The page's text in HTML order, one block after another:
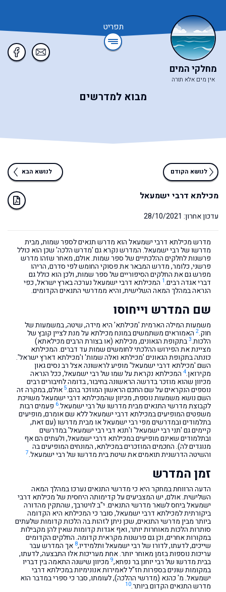
תפריט
מחלקי המים
אין מים אלא תורה
מבוא למדרשים
לנושא הקודם לנושא הבא
מכילתא דרבי ישמעאל
עדכון אחרון: 28/10/2021
מדרש מכילתא דרבי ישמעאל הוא מדרש תנאים לספר שמות, מבית
מדרשו של רבי ישמעאל. המדרש נקרא גם 'מדרש הלכה' שכן הוא כולל
פרשנות לחלקים ההלכתיים של ספר שמות. אולם, מאחר שזהו מדרש
פרשני, כלומר, מדרש המבאר את פסוקי החומש לפי סדרם, הריהו
מפרש גם את החלקים הסיפוריים של ספר שמות, ולכן הוא כולל גם
דברי אגדה רבים.1 המכילתא דרבי ישמעאל נערכה בארץ ישראל, כפי
הנראה במהלך המאה השלישית, והיא ממדרשי התנאים הקדומים.
שם המדרש וייחוסו
משמעות המילה הארמית 'מכילתא' היא מידה, שיטה, במשמעות של
חוק.2 האמוראים משתמשים במונח מכילתא על מנת לציין קובץ של
הלכות.3 בתקופת הגאונים, מכילתא (או בצורת הרבים מכילאתא)
מציינת את הפירוש ההלכתי לחומשים שמות עד דברים. המכילתא
כונתה בתקופת הגאונים 'מכילתא ואלה שמות' ו'מכילתא דארץ ישראל'.
השם 'מכילתא דרבי ישמעאל' מופיע לראשונה אצל רב נסים גאון
מקירואן.4 המכילתא נקראת על שמו של רבי ישמעאל, ככל הנראה
מכיוון שהוא מוזכר בדרשה הראשונה בחיבור, בדומה לחיבורים רבים
נוספים הנקראים על שם החכם הראשון המוזכר בהם.5 אולם, במקרה זה
השם נושא משמעות נוספת, מכיוון שהמכילתא דרבי ישמעאל משויכת
לקבוצת מדרשי התנאים מבית מדרשו של רבי ישמעאל.6 פעמים רבות
משפטים המופיעים במכילתא דרבי ישמעאל ללא שם אומרם, מופיעים
בתלמודים ובמדרשים מפי רבי ישמעאל או מבית מדרשו (עם זאת,
קיימים גם 'תני רבי ישמעאל' ו'תנא דבי רבי ישמעאל' במדרשים
ובתלמודים שאינם מופיעים במכילתא דרבי ישמעאל, ולעתים הם אף
מנוגדים לה). החכמים המוזכרים במכילתא, המונחים המופיעים בה
והשיטה הדרשנית תואמים את שיטת בית מדרשו של רבי ישמעאל.7
זמן המדרש
הדעה הרווחת במחקר היא כי מדרשי התנאים נערכו במהלך המאה
השלישית. אולם, יש המצביעים על קדימותה היחסית של מכילתא דרבי
ישמעאל ביחס לשאר מדרשי התנאים. י"ב לויטרבך, שהתקין מהדורה
ביקורתית למכילתא דרבי ישמעאל, סובר כי המכילתא היא הקדומה
ביותר מבין מדרשי התנאים, שכן ניתן לזהות בה הלכות קדומות שלעתים
סותרות הלכות מאוחרות יותר, ואף אגדות קדומות שאין להן מקבילות
במקורות אחרים, וכן גם פרשנות מקראית קדומה. החלקים הקדומים
שייכים, לדעתו, לדורו של רבי ישמעאל ותלמידיו,8 אך המדרש עבר
עריכות נוספות בזמן מאוחר יותר. אחת מעריכות אלו התבצעה, לדעתו,
בבית מדרשו של רבי יוחנן בר נפחא,9 מכיוון שישנה התאמה בין דבריו
במקומות שונים בספרות חז"ל לאמירות אנונימיות במכילתא דרבי
ישמעאל. מ' כהנא (מדרשי ההלכה), לעומתו, סבר כי ספרי במדבר הוא
מדרש התנאים הקדום ביותר.10